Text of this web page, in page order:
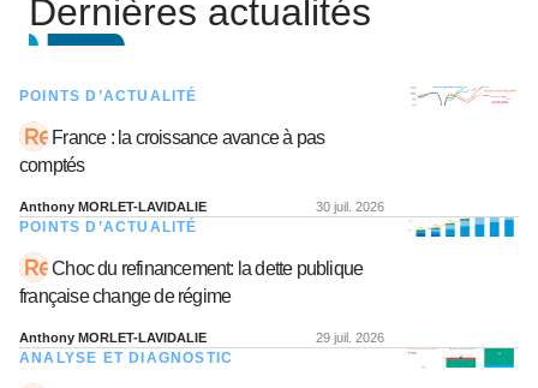
Dernières actualités
POINTS D’ACTUALITÉ
France : la croissance avance à pas
comptés
Anthony MORLET-LAVIDALIE 30 juil. 2026
POINTS D’ACTUALITÉ
Choc du refinancement: la dette publique
française change de régime
Anthony MORLET-LAVIDALIE 29 juil. 2026
ANALYSE ET DIAGNOSTIC